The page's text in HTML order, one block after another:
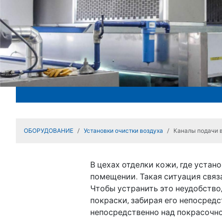
ОБОРУДОВАНИЕ Установки очистки воздуха Каналы подачи
В цехах отделки кожи, где
помещении. Такая ситуация
Чтобы устранить это
покраски, забирая его
непосредственно над